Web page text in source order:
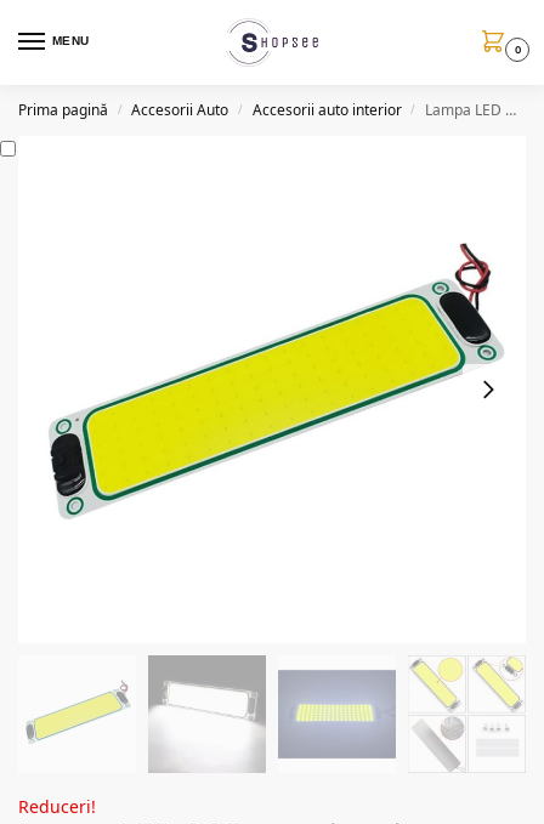
MENU
0
Prima pagină / Accesorii Auto / Accesorii auto interior / Lampa LED COB auto, interior, 12/24V, 20W, 24.5cm
Reduceri!